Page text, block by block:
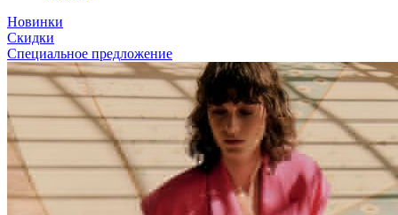
Новинки
Скидки
Специальное предложение